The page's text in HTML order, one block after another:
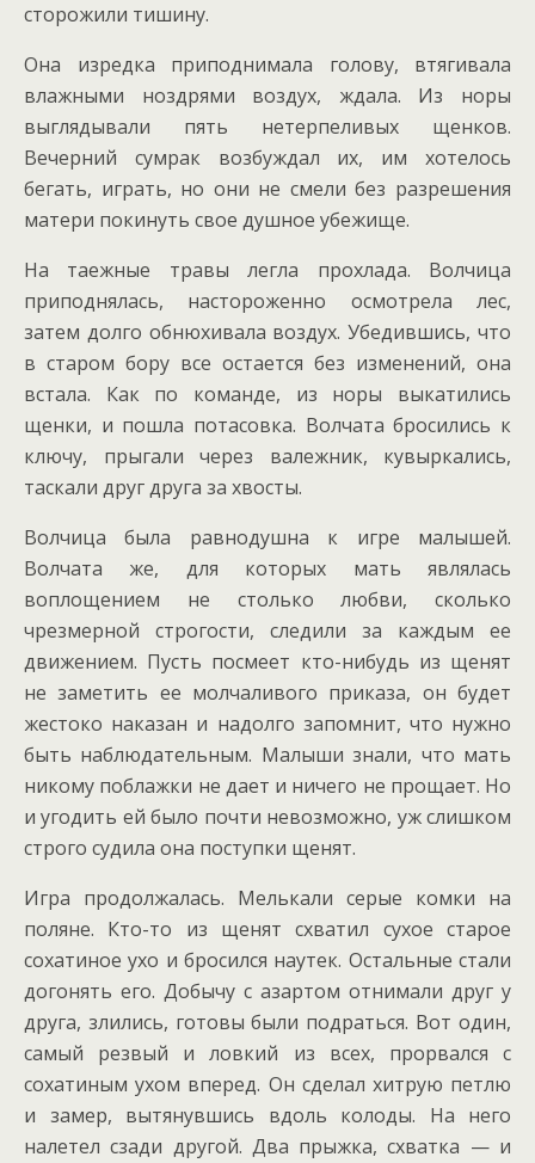
сторожили тишину.
Она изредка приподнимала голову, втягивала
влажными ноздрями воздух, ждала. Из норы
выглядывали пять нетерпеливых щенков.
Вечерний сумрак возбуждал их, им хотелось
бегать, играть, но они не смели без разрешения
матери покинуть свое душное убежище.
На таежные травы легла прохлада. Волчица
приподнялась, настороженно осмотрела лес,
затем долго обнюхивала воздух. Убедившись, что
в старом бору все остается без изменений, она
встала. Как по команде, из норы выкатились
щенки, и пошла потасовка. Волчата бросились к
ключу, прыгали через валежник, кувыркались,
таскали друг друга за хвосты.
Волчица была равнодушна к игре малышей.
Волчата же, для которых мать являлась
воплощением не столько любви, сколько
чрезмерной строгости, следили за каждым ее
движением. Пусть посмеет кто-нибудь из щенят
не заметить ее молчаливого приказа, он будет
жестоко наказан и надолго запомнит, что нужно
быть наблюдательным. Малыши знали, что мать
никому поблажки не дает и ничего не прощает. Но
и угодить ей было почти невозможно, уж слишком
строго судила она поступки щенят.
Игра продолжалась. Мелькали серые комки на
поляне. Кто-то из щенят схватил сухое старое
сохатиное ухо и бросился наутек. Остальные стали
догонять его. Добычу с азартом отнимали друг у
друга, злились, готовы были подраться. Вот один,
самый резвый и ловкий из всех, прорвался с
сохатиным ухом вперед. Он сделал хитрую петлю
и замер, вытянувшись вдоль колоды. На него
налетел сзади другой. Два прыжка, схватка — и